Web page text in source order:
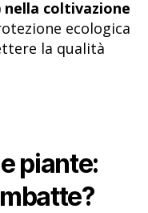
coltivazione
ecologica
la qualità
piante: